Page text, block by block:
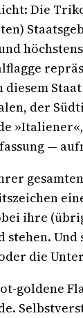
Die
der
—
ihre
die
goldene